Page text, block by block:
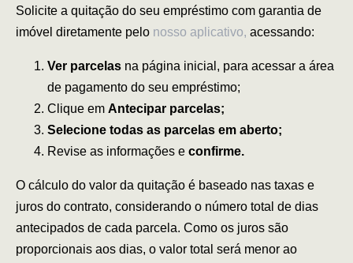
Solicite a quitação do seu empréstimo com garantia de
imóvel diretamente pelo nosso aplicativo, acessando:
Ver parcelas na página inicial, para acessar a área
de pagamento do seu empréstimo;
Clique em Antecipar parcelas;
Selecione todas as parcelas em aberto;
Revise as informações e confirme.
O cálculo do valor da quitação é baseado nas taxas e
juros do contrato, considerando o número total de dias
antecipados de cada parcela. Como os juros são
proporcionais aos dias, o valor total será menor ao